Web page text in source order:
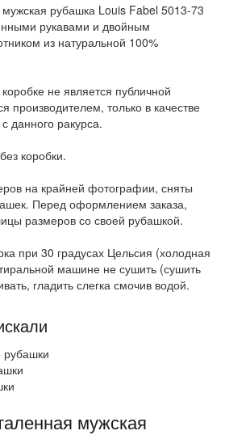
рубашка Louis Fabel 5013-73
рукавами и двойным
из натуральной 100%
не является публичной
производителем, только в качестве
данного ракурса.
коробки.
на крайней фотографии, сняты
Перед оформлением заказа,
размеров со своей рубашкой.
при 30 градусах Цельсия (холодная
машине не сушить (сушить
гладить слегка смочив водой.
мужская